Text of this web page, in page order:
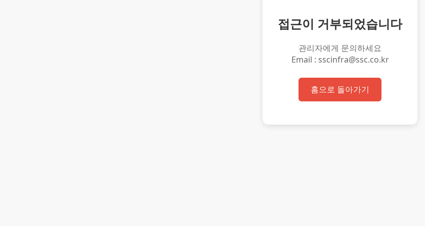
접근이 거부되었습니다
관리자에게 문의하세요
Email : sscinfra@ssc.co.kr
홈으로 돌아가기